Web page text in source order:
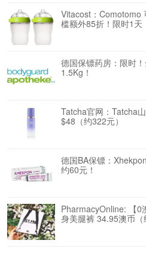
Vitacost：Comotomo
槛额外85折！限时1天
德国保镖药房：限时
1.5Kg！
Tatcha官网：Tatcha
$48（约322元）
德国BA保镖：
约60元！
PharmacyOnline: 【0
身美腿裤 34.95澳币（